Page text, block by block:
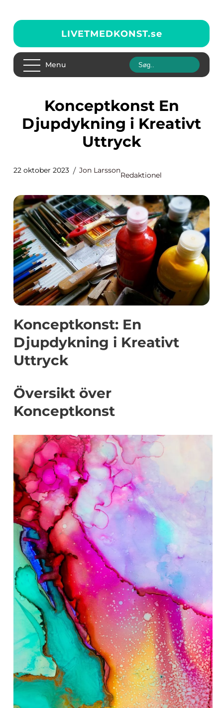
LIVETMEDKONST.se
Menu
Konceptkonst En
Djupdykning i Kreativt
Uttryck
22 oktober 2023 Jon Larsson
Redaktionel
Konceptkonst: En
Djupdykning i Kreativt
Uttryck
Översikt över
Konceptkonst